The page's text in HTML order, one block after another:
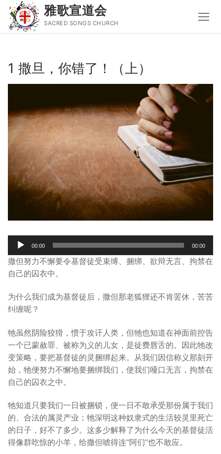
content
雅歌宣道会
SACRED SONGS CHURCH
Search
主页
主日讲道
圣经导读新唱
属灵书籍
宣教事工
神学研究
关于我们
1 撒旦，你错了！（上）
Audio
Player
00:00 00:00
撒但努力不懈要令基督徒受束缚、捆绑、欲辩无言、拘禁在
自己的囚衣中。
为什么我们成为基督徒后，撒但那老狐狸还不肯罢休，苦苦
纠缠呢？
牠虽然阴险狡猾，惯于攻讦人类，但牠也知道在神面前控告
一个已蒙赦罪、被称为义的儿女，是徒费唇舌的。因此牠改
变策略，要把基督徒的灵捆绑起来。从我们因信称义那刻开
始，牠便努力不懈地要捆绑我们，使我们哑口无言，拘禁在
自己的囚衣之中。
牠知道只要我们一日被捆锁，便一日不敢承受那份属于我们
的、合法的属灵产业；牠深明这种奴隶式的生活较灵里死亡
的日子，好不了多少。这多少解释了为什么今天的基督徒活
得像群吃惊的小羊，给撒但唬得连“阿们”也不敢应。